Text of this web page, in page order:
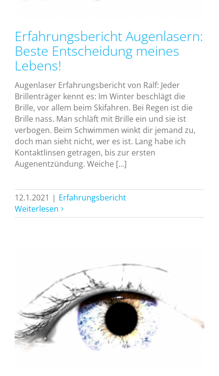
Erfahrungsbericht Augenlasern:
Beste Entscheidung meines
Lebens!
Augenlaser Erfahrungsbericht von Ralf: Jeder
Brillenträger kennt es: Im Winter beschlägt die
Brille, vor allem beim Skifahren. Bei Regen ist die
Brille nass. Man schläft mit Brille ein und sie ist
verbogen. Beim Schwimmen winkt dir jemand zu,
doch man sieht nicht, wer es ist. Lang habe ich
Kontaktlinsen getragen, bis zur ersten
Augenentzündung. Weiche [...]
12.1.2021 | Erfahrungsbericht
Weiterlesen